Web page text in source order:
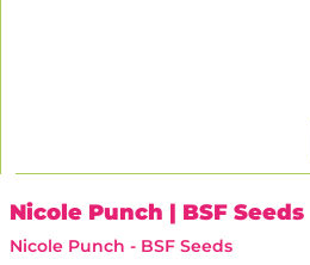
Nicole Punch | BSF Seeds
Nicole Punch - BSF Seeds